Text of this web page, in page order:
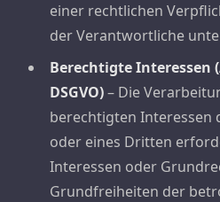
einer rechtlichen
der Verantwortliche
Berechtigte Interessen
DSGVO)– Die
berechtigten Interessen
oder eines Dritten
Interessen oder
Grundfreiheiten der